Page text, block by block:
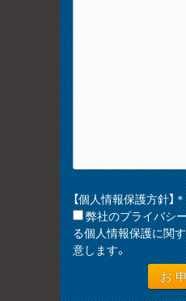
【個人情報保護方針】
弊社のプライバシ
る個人情報保護に関
意します。